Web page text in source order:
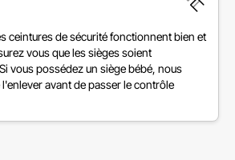
ceintures de sécurité fonctionnent bien et
vous que les sièges soient
vous possédez un siège bébé, nous
avant de passer le contrôle